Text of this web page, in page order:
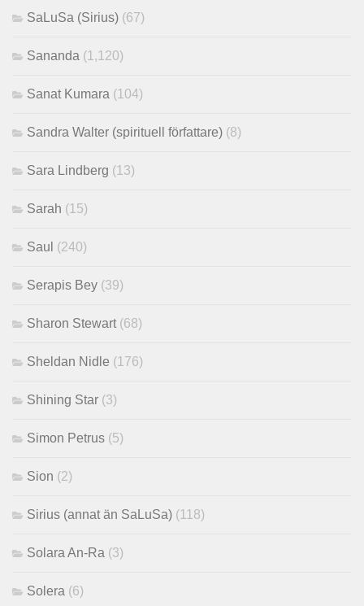
SaLuSa (Sirius) (67)
Sananda (1,120)
Sanat Kumara (104)
Sandra Walter (spirituell författare) (8)
Sara Lindberg (13)
Sarah (15)
Saul (240)
Serapis Bey (39)
Sharon Stewart(68)
Sheldan Nidle (176)
Shining Star (3)
Simon Petrus (5)
Sion (2)
Sirius (annat än SaLuSa) (118)
Solara An-Ra (3)
Solera (6)